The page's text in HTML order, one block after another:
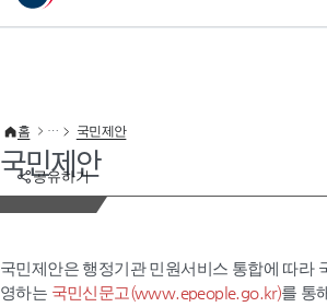
이 누리집은 대한민국 공식 전자정부 누리집입니다.
공유하기
홈 국민제안
국민제안
국민제안은 행정기관 민원서비스 통합에 따라
영하는 국민신문고(www.epeople.go.kr)를 통